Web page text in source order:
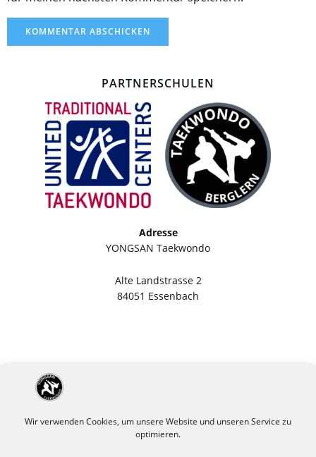
Wir verwenden Cookies, um unsere Website und unseren Service zu
optimieren.
PARTNERSCHULEN
Adresse
YONGSAN Taekwondo
Alte Landstrasse 2
84051 Essenbach